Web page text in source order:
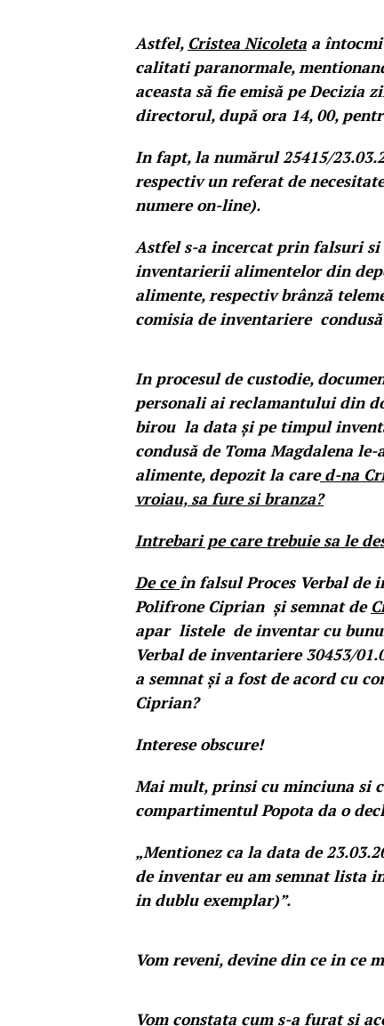
Astfel, Cristea Nicoleta a
calitati paranormale,
aceasta să fie emisă pe Decizia
directorul, după ora 14, 00,
In fapt, la numărul 25415/
respectiv un referat de
numere on-line).
Astfel s-a incercat prin falsuri si
inventarierii alimentelor din
alimente, respectiv brânză
comisia de inventariere
In procesul de custodie,
personali ai reclamantului din
birou la data și pe timpul
condusă de Toma Magdalena
alimente, depozit la cared-na
vroiau, sa fure si branza?
Intrebari pe care trebuie sa le
De ceîn falsul Proces Verbal de
Polifrone Ciprian și semnat de
apar listele de inventar cu
Verbal de inventariere 30453/
a semnat și a fost de acord cu
Ciprian?
Interese obscure!
Mai mult, prinsi cu minciuna si
compartimentul Popota da o
„Mentionez ca la data de
de inventar eu am semnat lista
in dublu exemplar)”.
Vom reveni, devine din ce in ce
Vom constata cum s-a furat si